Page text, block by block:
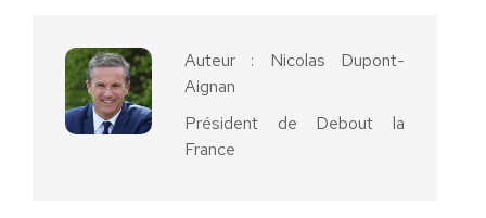
Auteur : Nicolas Dupont-
Aignan
Président de Debout la
France